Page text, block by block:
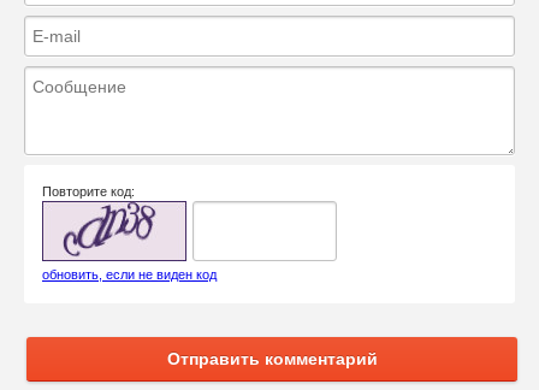
Повторите код:
обновить, если не виден код
Отправить комментарий